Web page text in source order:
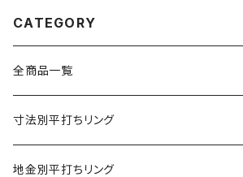
CATEGORY
全商品一覧
寸法別平打ちリング
2mm幅
地金別平打ちリング